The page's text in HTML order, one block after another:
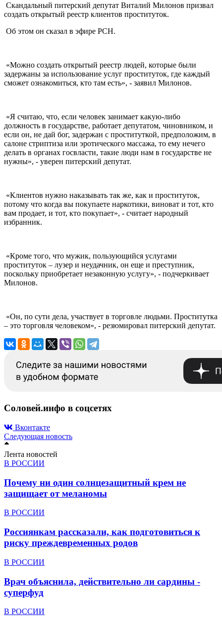
Скандальный питерский депутат Виталий Милонов призвал
создать открытый реестр клиентов проституток.
Об этом он сказал в эфире РСН.
«Можно создать открытый реестр людей, которые были
задержаны за использование услуг проституток, где каждый
сможет ознакомиться, кто там есть», - заявил Милонов.
«Я считаю, что, если человек занимает какую-либо
должность в государстве, работает депутатом, чиновником, и
если он, не дай бог, задержан с проституткой, предположим, в
салоне стриптиза или эротического массажа, то ему нечего
делать в органах госвласти, такие люди нам в государстве не
нужны», - уверен питерский депутат.
«Клиентов нужно наказывать так же, как и проституток,
потому что когда вы покупаете наркотики, виноват и тот, кто
вам продает, и тот, кто покупает», - считает народный
избранник.
«Кроме того, что мужик, пользующийся услугами
проституток – лузер и неудачник, он еще и преступник,
поскольку приобретает незаконную услугу», - подчеркивает
Милонов.
«Он, по сути дела, участвует в торговле людьми. Проститутка
– это торговля человеком», - резюмировал питерский депутат.
Соловей.инфо в соцсетях
Вконтакте
Следующая новость
Лента новостей
В РОССИИ
Почему ни один солнцезащитный крем не
защищает от меланомы
В РОССИИ
Россиянкам рассказали, как подготовиться к
риску преждевременных родов
В РОССИИ
Врач объяснила, действительно ли сардины -
суперфуд
В РОССИИ